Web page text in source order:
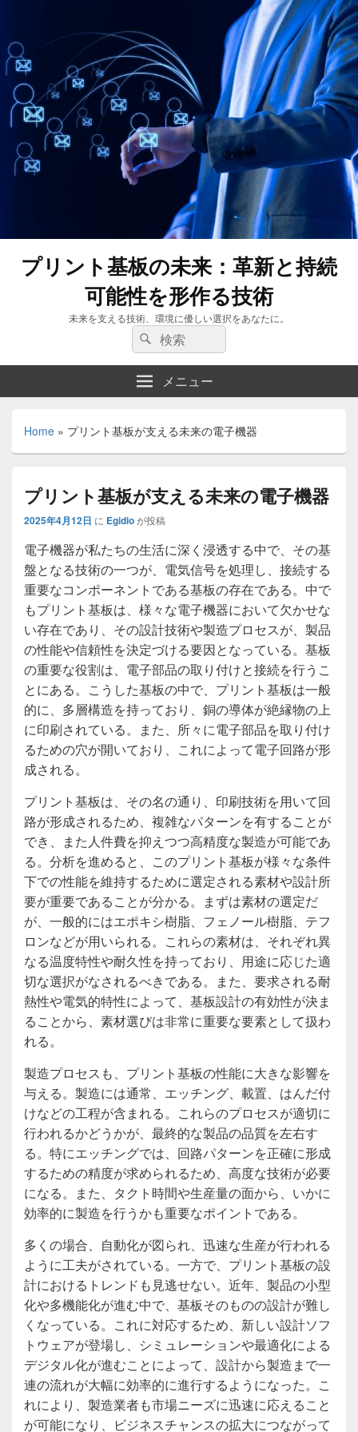
プリント基板の未来：革新と持続
可能性を形作る技術
未来を支える技術、環境に優しい選択をあなたに。
検
索:
検
索
メニュー
Home » プリント基板が支える未来の電子機器
プリント基板が支える未来の電子機器
2025年4月12日 に Egidioが投稿
電子機器が私たちの生活に深く浸透する中で、その基
盤となる技術の一つが、電気信号を処理し、接続する
重要なコンポーネントである基板の存在である。 中で
もプリント基板は、様々な電子機器において欠かせな
い存在であり、その設計技術や製造プロセスが、製品
の性能や信頼性を決定づける要因となっている。基板
の重要な役割は、電子部品の取り付けと接続を行うこ
とにある。こうした基板の中で、プリント基板は一般
的に、多層構造を持っており、銅の導体が絶縁物の上
に印刷されている。また、所々に電子部品を取り付け
るための穴が開いており、これによって電子回路が形
成される。
プリント基板は、その名の通り、印刷技術を用いて回
路が形成されるため、複雑なパターンを有することが
でき、また人件費を抑えつつ高精度な製造が可能であ
る。分析を進めると、このプリント基板が様々な条件
下での性能を維持するために選定される素材や設計所
要が重要であることが分かる。まずは素材の選定だ
が、一般的にはエポキシ樹脂、フェノール樹脂、テフ
ロンなどが用いられる。これらの素材は、それぞれ異
なる温度特性や耐久性を持っており、用途に応じた適
切な選択がなされるべきである。また、要求される耐
熱性や電気的特性によって、基板設計の有効性が決ま
ることから、素材選びは非常に重要な要素として扱わ
れる。
製造プロセスも、プリント基板の性能に大きな影響を
与える。製造には通常、エッチング、載置、はんだ付
けなどの工程が含まれる。これらのプロセスが適切に
行われるかどうかが、最終的な製品の品質を左右す
る。特にエッチングでは、回路パターンを正確に形成
するための精度が求められるため、高度な技術が必要
になる。また、タクト時間や生産量の面から、いかに
効率的に製造を行うかも重要なポイントである。
多くの場合、自動化が図られ、迅速な生産が行われる
ように工夫がされている。一方で、プリント基板の設
計におけるトレンドも見逃せない。近年、製品の小型
化や多機能化が進む中で、基板そのものの設計が難し
くなっている。これに対応するため、新しい設計ソフ
トウェアが登場し、シミュレーションや最適化による
デジタル化が進むことによって、設計から製造まで一
連の流れが大幅に効率的に進行するようになった。こ
れにより、製造業者も市場ニーズに迅速に応えること
が可能になり、ビジネスチャンスの拡大につながって